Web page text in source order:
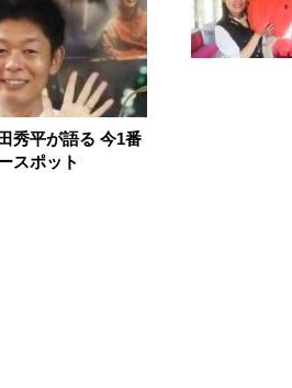
秀平が語る 今1番
スポット